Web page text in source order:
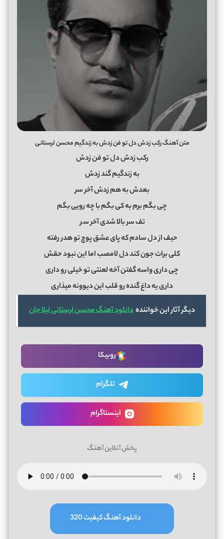
متن آهنگ رکب زدش دل تو فن زدش به زندگیم محسن لرستانی
رکب زدش دل تو فن زدش
به زندگیم گند زدش
بعدش به هم زدش آخر سر
چی بگم برم به کی بگم با چه رویی بگم
تف سر بالا شدی آخر سر
حیف از دل سادم که پای عشق پوچ تو هدر رفته
کلی برات جون کند دل لامصب اما این نبود حقش
چی داری واسه گفتن آخه لعنتی تو خیلی رو داری
داری یه داغ گنده رو قلب این دیوونه میذاری
دیگر آثار این خوانندهدانلود آهنگ محسن لرستانی لیلا جان
روبیکا
تلگرام
اینستاگرام
پخش آنلاین آهنگ
دانلود آهنگ کیفیت 320